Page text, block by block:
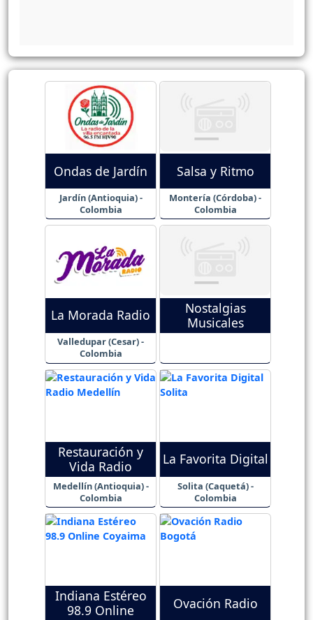
Ondas de Jardín
Jardín (Antioquia) -
Colombia
Salsa y Ritmo
Montería (Córdoba) -
Colombia
La Morada Radio
Valledupar (Cesar) -
Colombia
Nostalgias
Musicales
Restauración y
Vida Radio
Medellín (Antioquia) -
Colombia
La Favorita Digital
Solita (Caquetá) -
Colombia
Indiana Estéreo
98.9 Online
Ovación Radio